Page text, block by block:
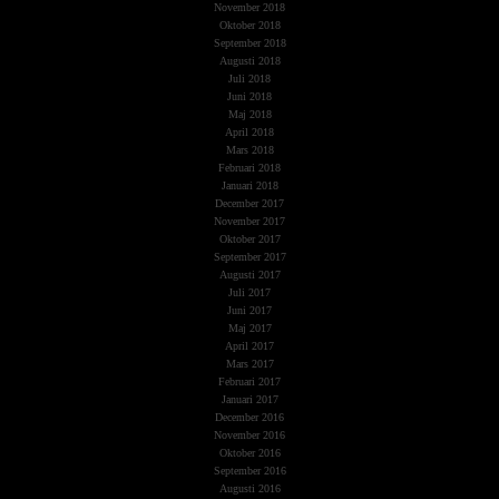
November 2018
Oktober 2018
September 2018
Augusti 2018
Juli 2018
Juni 2018
Maj 2018
April 2018
Mars 2018
Februari 2018
Januari 2018
December 2017
November 2017
Oktober 2017
September 2017
Augusti 2017
Juli 2017
Juni 2017
Maj 2017
April 2017
Mars 2017
Februari 2017
Januari 2017
December 2016
November 2016
Oktober 2016
September 2016
Augusti 2016